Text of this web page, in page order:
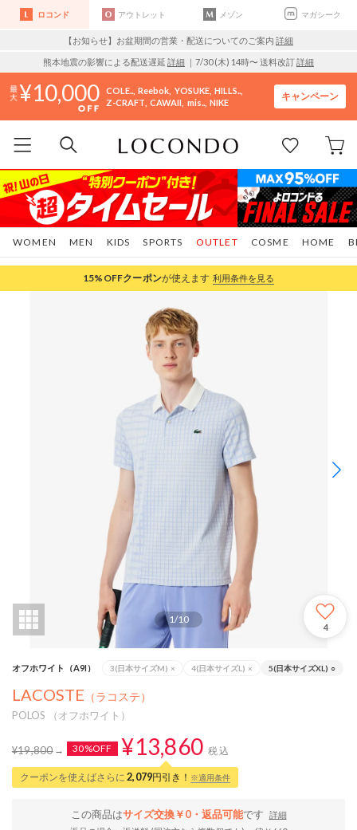
ロコンド アウトレット メゾン マガシーク
【お知らせ】お盆期間の営業・配送についてのご案内 詳細
熊本地震の影響による配送遅延 詳細 ｜7/30 (木) 14時〜 送料改訂詳細
10,000 COLE.. Reebok YOSUKE HILLS..
Z-CRAFT CAWAII mis.. NIKE
キャンペーン
WOMEN MEN KIDS SPORTS COSME HOME
OUTLET
15%OFFクーポンが使えます 利用条件を見る
1/10
4
オフホワイト（A9I） 3(日本サイズM) × 4(日本サイズL) × 5(日本サイズXL) ○
LACOSTE （ラコステ）
POLOS （オフホワイト）
¥19,800 30%OFF ¥13,860 税込
クーポンを使えばさらに 2,079円引き！ ※適用条件
この商品はサイズ交換￥0・返品可能です
詳細